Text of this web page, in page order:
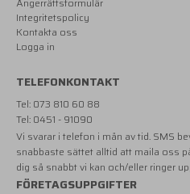
Integritetspolicy
Kontakta oss
Logga in
TELEFONKONTAKT
Tel: 073 810 60 88
Tel: 0451 - 91090
Vi svarar i telefon i mån av tid. SMS
snabbaste sättet alltid att maila oss
dig så snabbt vi kan och/eller ringer
FÖRETAGSUPPGIFTER